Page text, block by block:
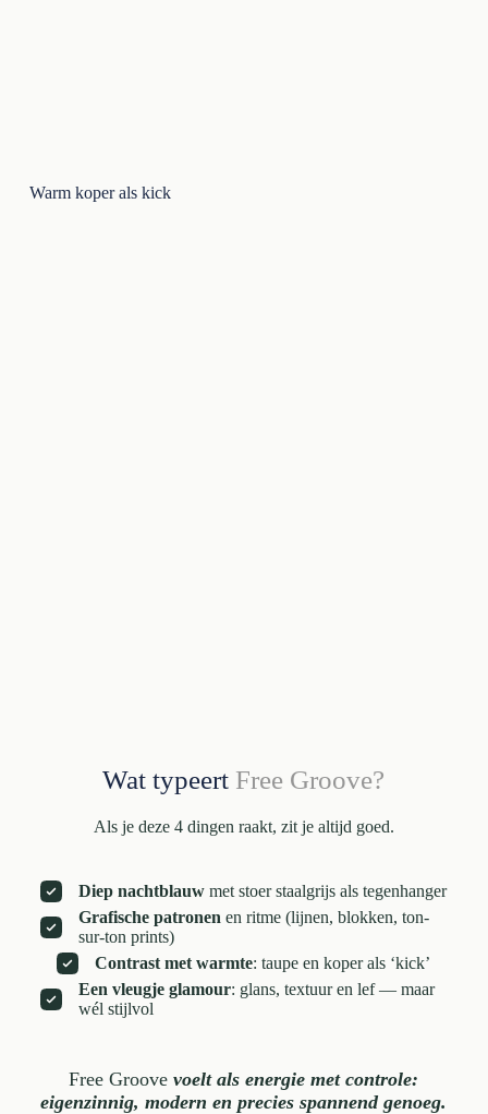
Warm koper als kick
Wat typeert Free Groove?
Als je deze 4 dingen raakt, zit je altijd goed.
Diep nachtblauw met stoer staalgrijs als tegenhanger
Grafische patronen en ritme (lijnen, blokken, ton-
sur-ton prints)
Contrast met warmte: taupe en koper als ‘kick’
Een vleugje glamour: glans, textuur en lef — maar
wél stijlvol
Free Groovevoelt als energie met controle:
eigenzinnig, modern en precies spannend genoeg.